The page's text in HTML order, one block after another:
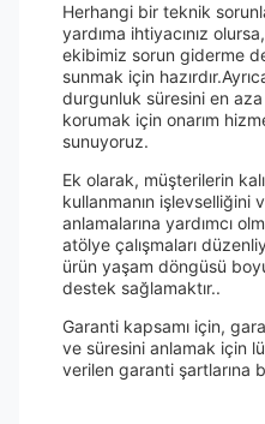
Herhangi bir teknik
yardıma ihtiyacınız
ekibimiz sorun giderme
sunmak için
durgunluk süresini en
korumak için onarım
sunuyoruz.
Ek olarak, müşterilerin
kullanmanın işlevselliğini
anlamalarına yardımcı
atölye çalışmaları
ürün yaşam döngüsü
destek sağlamaktır..
Garanti kapsamı için,
ve süresini anlamak için
verilen garanti şartlarına